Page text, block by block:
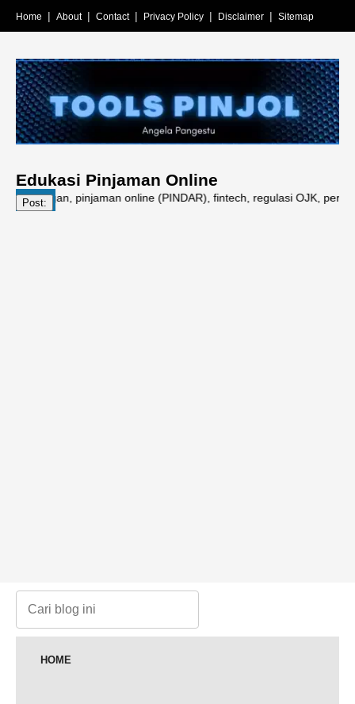
Home About Contact Privacy Policy Disclaimer Sitemap
Edukasi Pinjaman Online
Post:pinjaman online (PINDAR), fintech, regulasi OJK,
HOME